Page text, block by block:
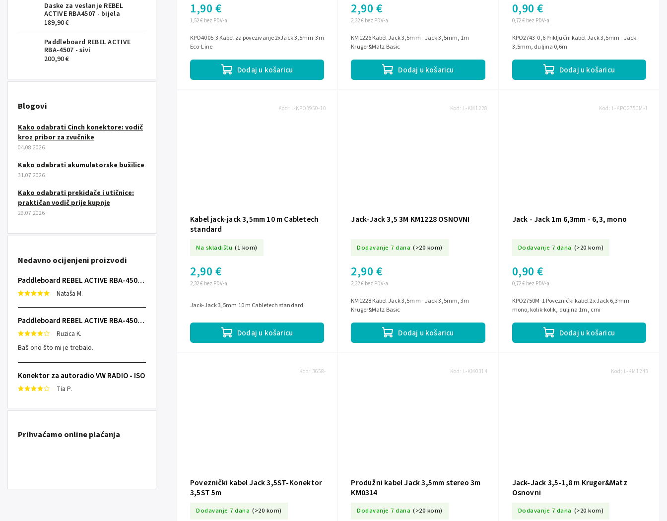
Daske za veslanje REBEL
ACTIVE RBA4507 - bijela
189,90 €
Paddleboard REBEL ACTIVE
RBA-4507 - sivi
200,90 €
Blogovi
Kako odabrati Cinch konektore: vodič
kroz pribor za zvučnike
04.08.2026
Kako odabrati akumulatorske bušilice
31.07.2026
Kako odabrati prekidače i utičnice:
praktičan vodič prije kupnje
29.07.2026
Nedavno ocijenjeni proizvodi
Paddleboard REBEL ACTIVE RBA-4507 - sivi
Nataša M.
Paddleboard REBEL ACTIVE RBA-4507 - sivi
Ruzica K.
Baš ono što mi je trebalo.
Konektor za autoradio VW RADIO - ISO
Tia P.
Prihvaćamo online plaćanja
1,52 € bez PDV-a
1,90 €
Dodaj u košaricu
KPO4005-3 Kabel za povezivanje 2xJack 3,5mm-3m
Eco-Line
2,32 € bez PDV-a
2,90 €
Dodaj u košaricu
KM1226 Kabel Jack 3,5mm - Jack 3,5mm, 1m
Kruger&Matz Basic
0,72 € bez PDV-a
0,90 €
Dodaj u košaricu
KPO2743-0,6 Priključni kabel Jack 3,5mm - Jack
3,5mm, duljina 0,6m
Kabel jack-jack 3,5mm 10 m Cabletech
standard
Na skladištu (1 kom)
2,32 € bez PDV-a
2,90 €
Dodaj u košaricu
Jack-Jack 3,5mm 10 m Cabletech standard
Kod: L-KPO3950-10
Jack-Jack 3,5 3M KM1228 OSNOVNI
Dodavanje 7 dana (>20 kom)
2,32 € bez PDV-a
2,90 €
Dodaj u košaricu
KM1228 Kabel Jack 3,5mm - Jack 3,5mm, 3m
Kruger&Matz Basic
Kod: L-KM1228
Jack - Jack 1m 6,3mm - 6,3, mono
Dodavanje 7 dana (>20 kom)
0,72 € bez PDV-a
0,90 €
Dodaj u košaricu
KPO2750M-1 Poveznički kabel 2x Jack 6,3mm
mono, kolik-kolik, duljina 1m, crni
Kod: L-KPO2750M-1
Poveznički kabel Jack 3,5ST-Konektor
3,5ST 5m
Dodavanje 7 dana (>20 kom)
Kod: 3658-
Produžni kabel Jack 3,5mm stereo 3m
KM0314
Dodavanje 7 dana (>20 kom)
Kod: L-KM0314
Jack-Jack 3,5-1,8 m Kruger&Matz
Osnovni
Dodavanje 7 dana (>20 kom)
Kod: L-KM1243